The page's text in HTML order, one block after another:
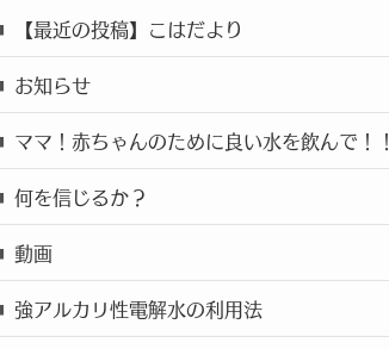
【最近の投稿】こはだより
お知らせ
ママ！赤ちゃんのために良い水を飲んで！！
何を信じるか？
動画
強アルカリ性電解水の利用法